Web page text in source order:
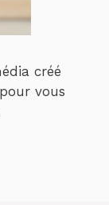
créé
vous